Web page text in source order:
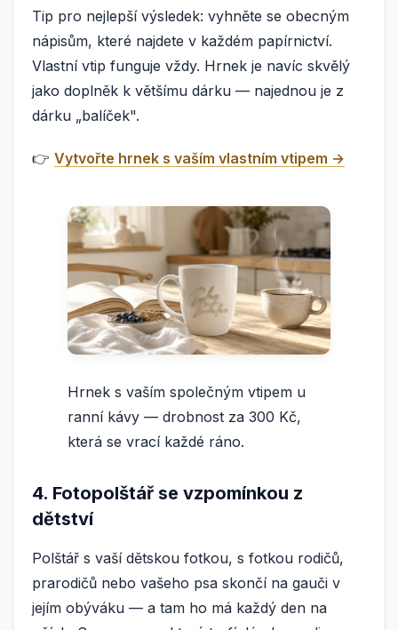
Tip pro nejlepší výsledek: vyhněte se obecným
nápisům, které najdete v každém papírnictví.
Vlastní vtip funguje vždy. Hrnek je navíc skvělý
jako doplněk k většímu dárku — najednou je z
dárku „balíček".
👉 Vytvořte hrnek s vaším vlastním vtipem →
Hrnek s vaším společným vtipem u
ranní kávy — drobnost za 300 Kč,
která se vrací každé ráno.
4. Fotopolštář se vzpomínkou z
dětství
Polštář s vaší dětskou fotkou, s fotkou rodičů,
prarodičů nebo vašeho psa skončí na gauči v
jejím obýváku — a tam ho má každý den na